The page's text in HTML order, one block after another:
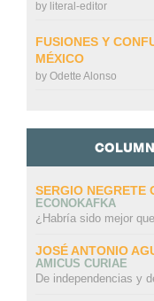
by literal-editor
FUSIONES Y
MÉXICO
by Odette Alonso
SERGIO NEGRETE
ECONOKAFKA
¿Habría sido mejor
JOSÉ ANTONIO
AMICUS CURIAE
De independencias y